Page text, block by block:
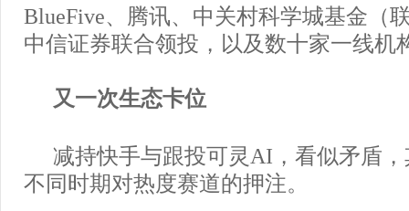
BlueFive、腾讯、中关村科学城基金（
中信证券联合领投，以及数十家一线机
又一次生态卡位
减持快手与跟投可灵AI，看似矛盾
不同时期对热度赛道的押注。